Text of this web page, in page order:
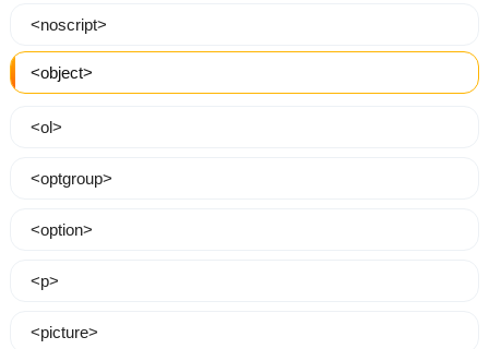
<noscript>
<object>
<ol>
<optgroup>
<option>
<p>
<picture>